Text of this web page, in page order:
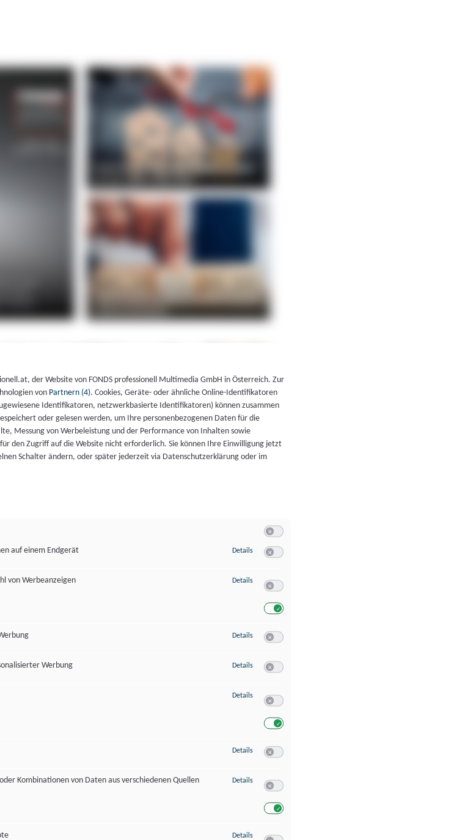
der Website von FONDS professionell Multimedia GmbH in Österreich. Zur
von Partnern (4). Cookies, Geräte- oder ähnliche Online-Identifikatoren
Identifikatoren, netzwerkbasierte Identifikatoren) können zusammen
oder gelesen werden, um Ihre personenbezogenen Daten für die
Messung von Werbeleistung und der Performance von Inhalten sowie
den Zugriff auf die Website nicht erforderlich. Sie können Ihre Einwilligung jetzt
Schalter ändern, oder später jederzeit via Datenschutzerklärung oder im
auf einem Endgerät
Details zu Speichern von oder Zugriff auf Informationen auf einem Endgerät
von Werbeanzeigen
Details zu Verwendung reduzierter Daten zur Auswahl von Werbeanzeigen
Details zu Erstellung von Profilen für personalisierte Werbung
Werbung
Details zu Verwendung von Profilen zur Auswahl personalisierter Werbung
Details zu Messung der Werbeleistung
Details zu Messung der Performance von Inhalten
Kombinationen von Daten aus verschiedenen Quellen
Details zu Analyse von Zielgruppen durch Statistiken oder Kombinationen von
Details zu Entwicklung und Verbesserung der Angebote